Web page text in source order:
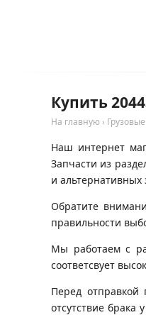
Купить
На главную ›
Наш интернет
Запчасти из
и альтернативных
Обратите
правильности
Мы работаем с
соответсвует
Перед отправкой
отсутствие брака